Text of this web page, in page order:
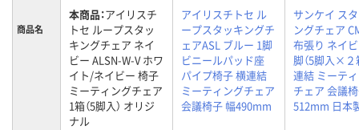
商品名
本商品：アイリスチ
トセ ループスタッ
キングチェア ネイ
ビー ALSN-W-V ホワ
イト/ネイビー 椅子
ミーティングチェア
1箱（5脚入） オリジ
ナル
アイリスチトセ ル
ープスタッキングチ
ェアASL ブルー 1脚
ビニールパッド座
パイプ椅子 横連結
ミーティングチェア
会議椅子 幅490mm
サンケイ ス
ングチェア
布張り ネイ
脚（5脚入×２
連結 ミーテ
チェア 会議
512mm 日本